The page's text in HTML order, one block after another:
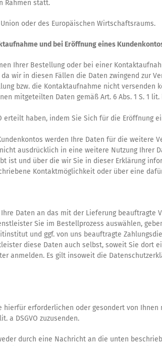
Rahmen statt.
oder des Europäischen Wirtschaftsraums.
und bei Eröffnung eines
Ihrer Bestellung oder bei einer
wir in diesen Fällen die Daten zwingend zur
bzw. die Kontaktaufnahme nicht versenden
mitgeteilten Daten gemäß Art. 6 Abs. 1 S. 1 lit.
erteilt haben, indem Sie Sich für die Eröffnung
werden Ihre Daten für die weitere
ausdrücklich in eine weitere Nutzung Ihrer
ist und über die wir Sie in dieser Erklärung
Kontaktmöglichkeit oder über eine
Ihre Daten an das mit der Lieferung
Sie im Bestellprozess auswählen,
und ggf. von uns beauftragte
diese Daten auch selbst, soweit Sie dort
anmelden. Es gilt insoweit die
erforderlichen oder gesondert von
a DSGVO zuzusenden.
durch eine Nachricht an die unten